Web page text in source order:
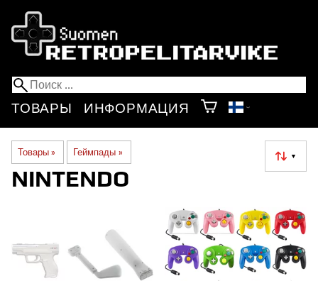
ТОВАРЫ ИНФОРМАЦИЯ
Товары ‪» Геймпады ‪» ▼
NINTENDO